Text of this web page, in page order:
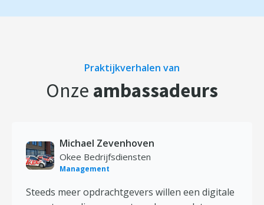
Praktijkverhalen van
Onze ambassadeurs
Michael Zevenhoven
Okee Bedrijfsdiensten
Management
Steeds meer opdrachtgevers willen een digitale